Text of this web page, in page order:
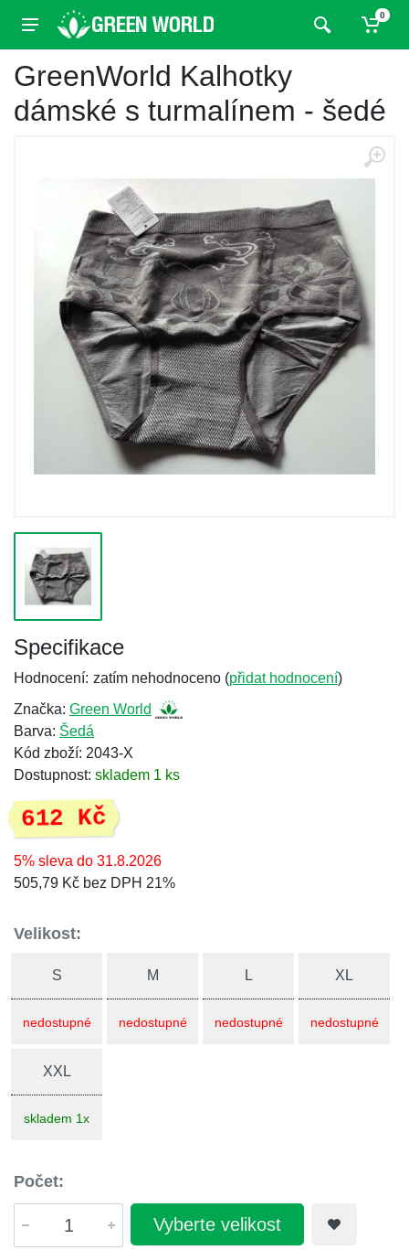
0
GreenWorld Kalhotky
dámské s turmalínem - šedé
Specifikace
Hodnocení: zatím nehodnoceno (přidat hodnocení)
Značka: Green World
Barva: Šedá
Kód zboží: 2043-X
Dostupnost: skladem 1 ks
612 Kč
5% sleva do 31.8.2026
505,79 Kč bez DPH 21%
Velikost:
S
nedostupné
M
nedostupné
L
nedostupné
XL
nedostupné
XXL
skladem 1x
Počet:
Vyberte velikost